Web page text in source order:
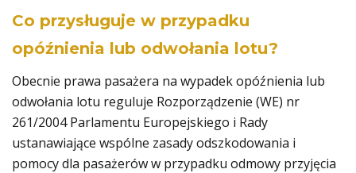
Co przysługuje w przypadku
opóźnienia lub odwołania lotu?
Obecnie prawa pasażera na wypadek opóźnienia lub
odwołania lotu reguluje Rozporządzenie (WE) nr
261/2004 Parlamentu Europejskiego i Rady
ustanawiające wspólne zasady odszkodowania i
pomocy dla pasażerów w przypadku odmowy przyjęcia